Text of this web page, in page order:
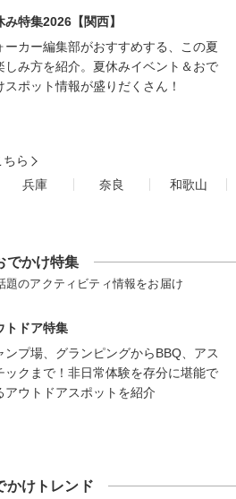
み特集2026【関西】
ーカー編集部がおすすめする、この夏
しみ方を紹介。夏休みイベント＆おで
スポット情報が盛りだくさん！
ら
兵庫 奈良
和歌山
でかけ特集
題のアクティビティ情報をお届け
トドア特集
ンプ場、グランピングからBBQ、アス
ックまで！非日常体験を存分に堪能で
アウトドアスポットを紹介
かけトレンド